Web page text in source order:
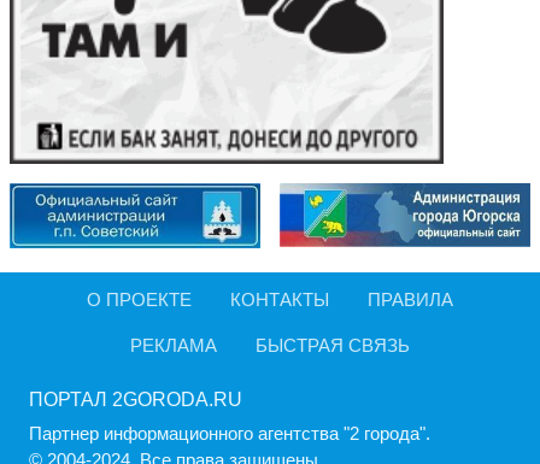
О ПРОЕКТЕ КОНТАКТЫ ПРАВИЛА
РЕКЛАМА БЫСТРАЯ СВЯЗЬ
ПОРТАЛ 2GORODA.RU
Партнер информационного агентства "2 города".
© 2004-2024, Все права защищены.